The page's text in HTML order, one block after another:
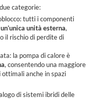
categorie:
tutti i componenti
unità esterna,
il rischio di perdite di
la pompa di calore è
, consentendo una maggiore
anche in spazi
di sistemi ibridi delle